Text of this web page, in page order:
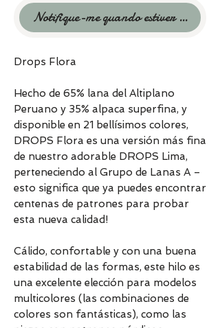
Notifique-me quando estiver disponível
Drops Flora
Hecho de 65% lana del Altiplano
Peruano y 35% alpaca superfina, y
disponible en 21 bellísimos colores,
DROPS Flora es una versión más fina
de nuestro adorable DROPS Lima,
perteneciendo al Grupo de Lanas A –
esto significa que ya puedes encontrar
centenas de patrones para probar
esta nueva calidad!
Cálido, confortable y con una buena
estabilidad de las formas, este hilo es
una excelente elección para modelos
multicolores (las combinaciones de
colores son fantásticas), como las